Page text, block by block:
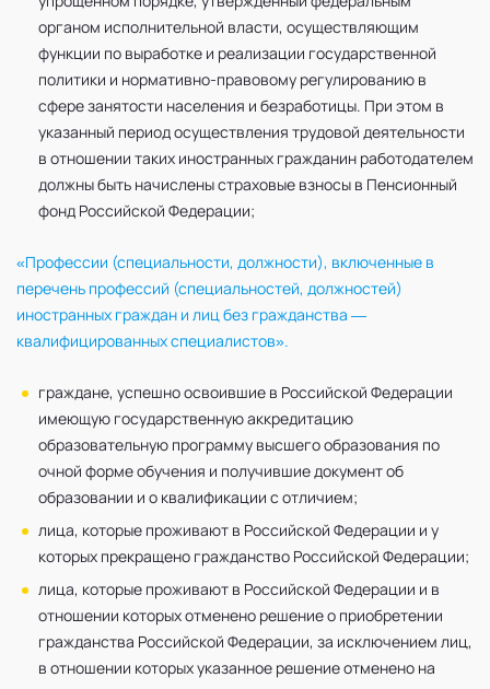
органом исполнительной власти, осуществляющим
функции по выработке и реализации государственной
политики и нормативно-правовому регулированию в
сфере занятости населения и безработицы. При этом в
указанный период осуществления трудовой деятельности
в отношении таких иностранных гражданин работодателем
должны быть начислены страховые взносы в Пенсионный
фонд Российской Федерации;
«Профессии (специальности, должности), включенные в
перечень профессий (специальностей, должностей)
иностранных граждан и лиц без гражданства —
квалифицированных специалистов».
граждане, успешно освоившие в Российской Федерации
имеющую государственную аккредитацию
образовательную программу высшего образования по
очной форме обучения и получившие документ об
образовании и о квалификации с отличием;
лица, которые проживают в Российской Федерации и у
которых прекращено гражданство Российской Федерации;
лица, которые проживают в Российской Федерации и в
отношении которых отменено решение о приобретении
гражданства Российской Федерации, за исключением лиц,
в отношении которых указанное решение отменено на